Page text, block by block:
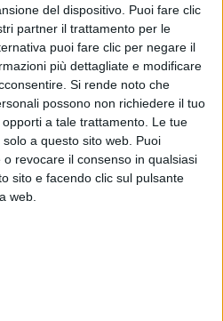
del dispositivo. Puoi fare clic
partner il trattamento per le
puoi fare clic per negare il
più dettagliate e modificare
Si rende noto che
possono non richiedere il tuo
a tale trattamento. Le tue
a questo sito web. Puoi
revocare il consenso in qualsiasi
sito e facendo clic sul pulsante
web.